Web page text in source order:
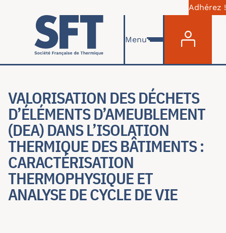
Aller au contenu principal
Adhérez !
Menu
VALORISATION DES DÉCHETS
D’ÉLÉMENTS D’AMEUBLEMENT
(DEA) DANS L’ISOLATION
THERMIQUE DES BÂTIMENTS :
CARACTÉRISATION
THERMOPHYSIQUE ET
ANALYSE DE CYCLE DE VIE